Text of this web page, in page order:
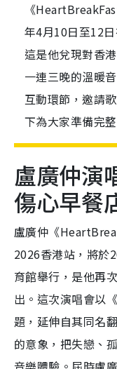
《
年4月10日至12
這是他兌現對香
一連三晚的溫暖
互動環節，邀請
下為大家準備完
盧廣仲演
傷心早餐
盧廣仲《
2026香港站，將於
育館舉行，是他再
出。這次演唱會以
題，延伸自其同名
的意象，把失戀、